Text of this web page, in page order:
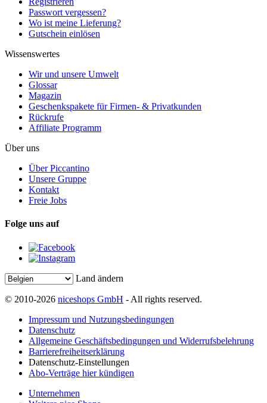
Passwort vergessen?
Wo ist meine Lieferung?
Gutschein einlösen
Wissenswertes
Wir und unsere Umwelt
Glossar
Magazin
Geschenkspakete für Firmen- & Privatkunden
Rückrufe
Affiliate Programm
Über uns
Über Piccantino
Unsere Gruppe
Kontakt
Freie Jobs
Folge uns auf
Land ändern
© 2010-2026 niceshops GmbH - All rights reserved.
Impressum und Nutzungsbedingungen
Datenschutz
Allgemeine Geschäftsbedingungen und Widerrufsbelehrung
Barrierefreiheitserklärung
Datenschutz-Einstellungen
Abo-Verträge hier kündigen
Unternehmen